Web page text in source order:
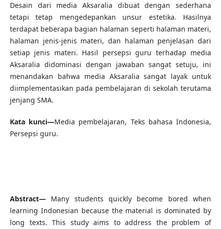
Desain dari media Aksaralia dibuat dengan sederhana
tetapi tetap mengedepankan unsur estetika. Hasilnya
terdapat beberapa bagian halaman seperti halaman materi,
halaman jenis-jenis materi, dan halaman penjelasan dari
setiap jenis materi. Hasil persepsi guru terhadap media
Aksaralia didominasi dengan jawaban sangat setuju, ini
menandakan bahwa media Aksaralia sangat layak untuk
diimplementasikan pada pembelajaran di sekolah terutama
jenjang SMA.
Kata kunci—Media pembelajaran, Teks bahasa Indonesia,
Persepsi guru.
Abstract—Many students quickly become bored when
learning Indonesian because the material is dominated by
long texts. This study aims to address the problem of